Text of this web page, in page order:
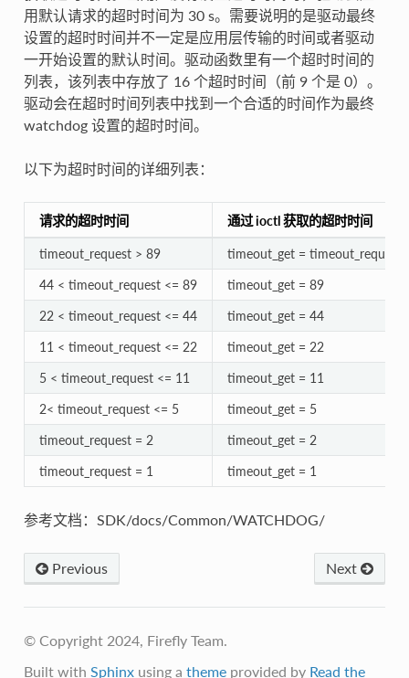
用默认请求的超时时间为 30 s。需要说明的是驱动最终
设置的超时时间并不一定是应用层传输的时间或者驱动
一开始设置的默认时间。驱动函数里有一个超时时间的
列表，该列表中存放了 16 个超时时间（前 9 个是 0）。
驱动会在超时时间列表中找到一个合适的时间作为最终
watchdog 设置的超时时间。
以下为超时时间的详细列表：
请求的超时时间 通过 ioctl 获取的超时时间
timeout_request > 89
timeout_get = timeout_request
44 < timeout_request <= 89
timeout_get = 89
22 < timeout_request <= 44
timeout_get = 44
11 < timeout_request <= 22
timeout_get = 22
5 < timeout_request <= 11
timeout_get = 11
2< timeout_request <= 5
timeout_get = 5
timeout_request = 2
timeout_get = 2
timeout_request = 1
timeout_get = 1
参考文档：SDK/docs/Common/WATCHDOG/
Next
Previous
© Copyright 2024, Firefly Team.
Built with Sphinxusing a themeprovided by Read the